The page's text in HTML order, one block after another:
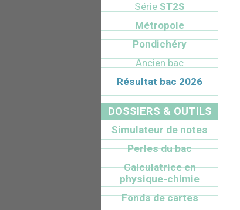
Série ST2S
Métropole
Pondichéry
Ancien bac
Résultat bac 2026
DOSSIERS & OUTILS
Simulateur de notes
Perles du bac
Calculatrice en
physique-chimie
Fonds de cartes